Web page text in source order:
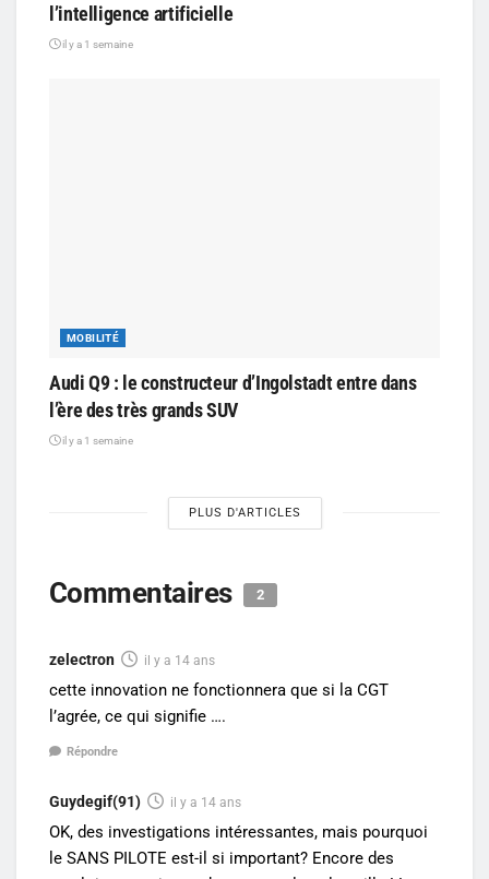
l’intelligence artificielle
il y a 1 semaine
MOBILITÉ
Audi Q9 : le constructeur d’Ingolstadt entre dans
l’ère des très grands SUV
il y a 1 semaine
PLUS D'ARTICLES
Commentaires 2
zelectron il y a 14 ans
cette innovation ne fonctionnera que si la CGT
l’agrée, ce qui signifie ….
Répondre
Guydegif(91) il y a 14 ans
OK, des investigations intéressantes, mais pourquoi
le SANS PILOTE est-il si important? Encore des